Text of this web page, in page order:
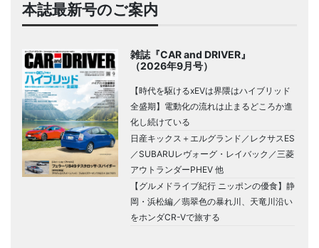
本誌最新号のご案内
雑誌『CAR and DRIVER』
（2026年9月号）
【時代を駆けるxEVは界隈はハイブリッド
全盛期】電動化の流れは止まるどころか進
化し続けている
日産キックス＋エルグランド／レクサスES
／SUBARUレヴォーグ・レイバック／三菱
アウトランダーPHEV 他
【グルメドライブ紀行 ニッポンの優食】静
岡・浜松編／翡翠色の暴れ川、天竜川沿い
をホンダCR-Vで旅する